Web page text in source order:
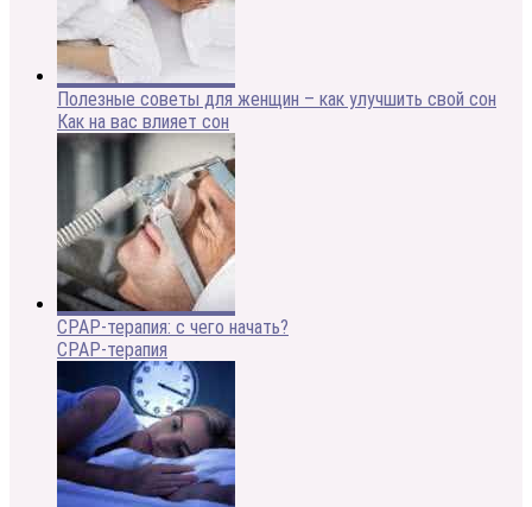
Полезные советы для женщин – как улучшить свой сон
Как на вас влияет сон
CPAP-терапия: с чего начать?
CPAP-терапия